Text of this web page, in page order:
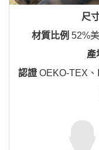
尺
材質比例 52%
產
認證 OEKO-TEX